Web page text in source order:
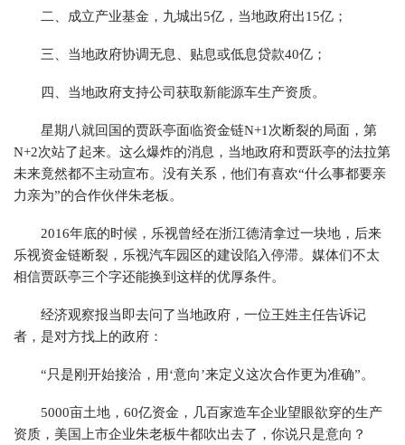
二、成立产业基金，九城出5亿，当地政府出15亿；
三、当地政府协调无息、贴息或低息贷款40亿；
四、当地政府支持公司获取新能源车生产资质。
星期八就回国的贾跃亭面临资金链N+1次断裂的局面，第
N+2次站了起来。这么爆炸的消息，当地政府和贾跃亭的法拉第
未来竟然都不主动宣布。没有关系，他们有喜欢“什么事都要亲
力亲为”的合作伙伴朱老板。
2016年底的时候，乐视曾经在浙江德清拿过一块地，后来
乐视资金链断裂，乐视汽车园区的建设陷入停滞。媒体们不太
相信贾跃亭三个字还能换到这样的优厚条件。
经济观察报当即去问了当地政府，一位王姓主任告诉记
者，是对方找上的政府：
“只是刚开始接洽，用‘意向’来定义这次合作更为准确”。
5000亩土地，60亿资金，几百家造车企业望眼欲穿的生产
资质，美国上市企业朱老板牛都吹出去了，你说只是意向？